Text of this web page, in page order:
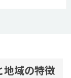
地域の特徴